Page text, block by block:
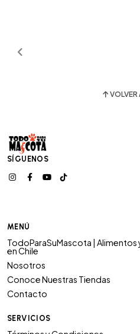
VOLVER
SÍGUENOS
MENÚ
TodoParaSuMascota |
en Chile
Nosotros
Conoce Nuestras Tiendas
Contacto
SERVICIOS